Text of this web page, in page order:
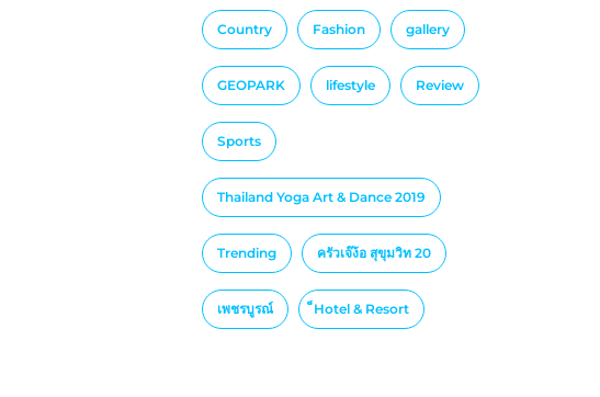
Country Fashion gallery
GEOPARK lifestyle Review
Sports
Thailand Yoga Art & Dance 2019
Trending ครัวเจ๊ง้อ สุขุมวิท 20
เพชรบูรณ์ ็Hotel & Resort